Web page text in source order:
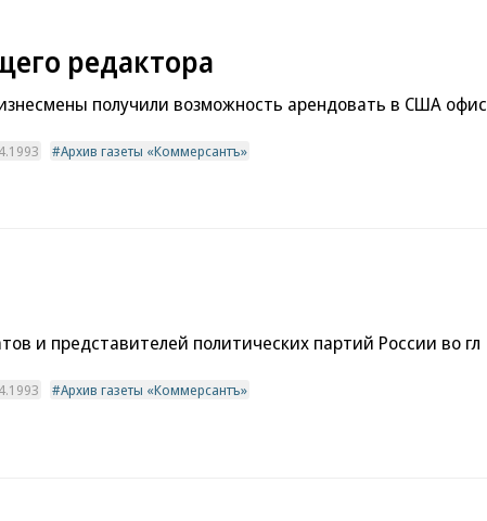
редактора
получили возможность арендовать в США офис
Архив газеты «Коммерсантъ»
и представителей политических партий России во гл
Архив газеты «Коммерсантъ»